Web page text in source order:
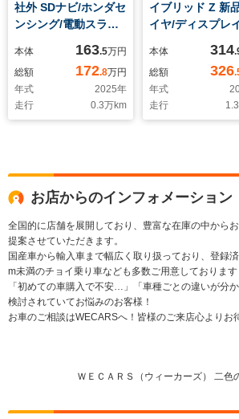
社外 SDナビ/ホンダセ
ンシング/電動スライ
ー 前席/車線逸脱防止
支援システム/ヘッド
ランプ LED/USBジャ
ック/Bluetooth接
続/ETC/EBD付ABS
本体 163.5万円
総額
172.8万円
年式
2025年
走行
0.3万km
イブリッド Z 新
イヤ/ディスプレ
安全装置/シート
ター/パノラミッ
ューモニター/車
脱防止支援シス
シート ハーフレ
本体 314
総額
326
年式
走行
1.3
お店からのインフォメーション
全国的に店舗を展開しており、豊富な在庫の中から
提案させていただきます。
国産車から輸入車まで幅広く取り扱っており、登録
m未満のチョイ乗り車なども多数ご用意しております
「初めての車購入で不安…」「車種ごとの違いが分
検討されていてお悩みのお客様！
お車のご相談はWECARSへ！皆様のご来店心よりお
ＷＥＣＡＲＳ（ウィーカーズ） 二色